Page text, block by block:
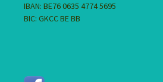
IBAN: BE76 0635 4774 5695
BIC: GKCC BE BB